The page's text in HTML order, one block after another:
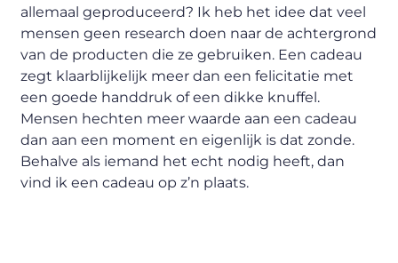
allemaal geproduceerd? Ik heb het idee dat veel
mensen geen research doen naar de achtergrond
van de producten die ze gebruiken. Een cadeau
zegt klaarblijkelijk meer dan een felicitatie met
een goede handdruk of een dikke knuffel.
Mensen hechten meer waarde aan een cadeau
dan aan een moment en eigenlijk is dat zonde.
Behalve als iemand het echt nodig heeft, dan
vind ik een cadeau op z’n plaats.